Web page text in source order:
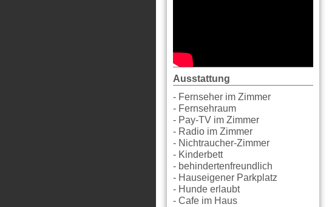
Ausstattung
- Fernseher im Zimmer
- Fernsehraum
- Pay-TV im Zimmer
- Radio im Zimmer
- Nichtraucher-Zimmer
- Kinderbett
- behindertenfreundlich
- Hauseigener Parkplatz
- Hunde erlaubt
- Cafe im Haus